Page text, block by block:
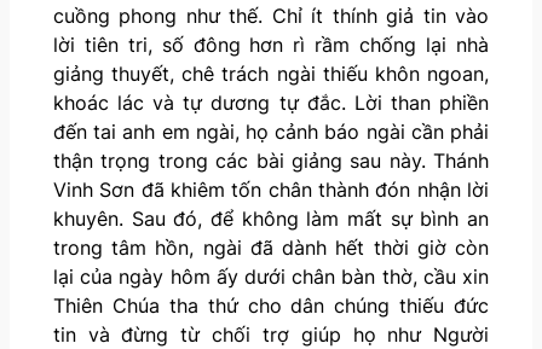
cuồng phong như thế. Chỉ ít thính giả tin vào
lời tiên tri, số đông hơn rì rầm chống lại nhà
giảng thuyết, chê trách ngài thiếu khôn ngoan,
khoác lác và tự dương tự đắc. Lời than phiền
đến tai anh em ngài, họ cảnh báo ngài cần phải
thận trọng trong các bài giảng sau này. Thánh
Vinh Sơn đã khiêm tốn chân thành đón nhận lời
khuyên. Sau đó, để không làm mất sự bình an
trong tâm hồn, ngài đã dành hết thời giờ còn
lại của ngày hôm ấy dưới chân bàn thờ, cầu xin
Thiên Chúa tha thứ cho dân chúng thiếu đức
tin và đừng từ chối trợ giúp họ như Người